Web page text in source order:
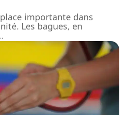
importante dans
Les bagues, en